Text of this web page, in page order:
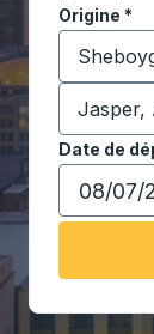
Origine *
Date de
Tapez la